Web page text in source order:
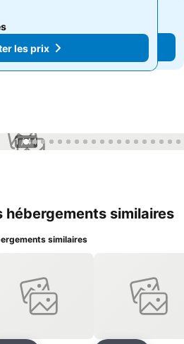
les prix
les prix
1 / 44
hébergements similaires
similaires